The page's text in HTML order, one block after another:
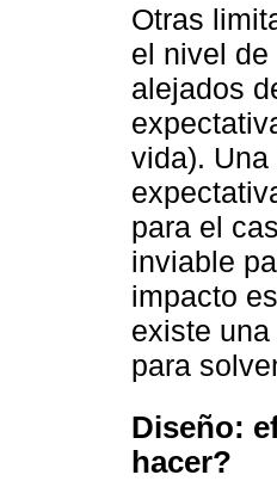
Otras
el nivel
alejados
vida).
para el
inviable
impacto
existe
para
Diseño:
hacer?